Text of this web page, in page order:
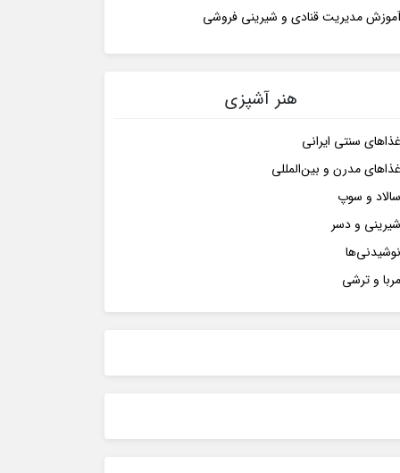
آموزش مدیریت قنادی و شیرینی فروشی
هنر آشپزی
غذاهای سنتی ایرانی
غذاهای مدرن و بین‌المللی
سالاد و سوپ
شیرینی و دسر
نوشیدنی‌ها
مربا و ترشی